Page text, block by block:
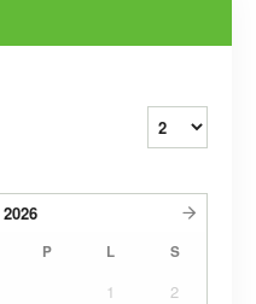
2026
P L S
1
2